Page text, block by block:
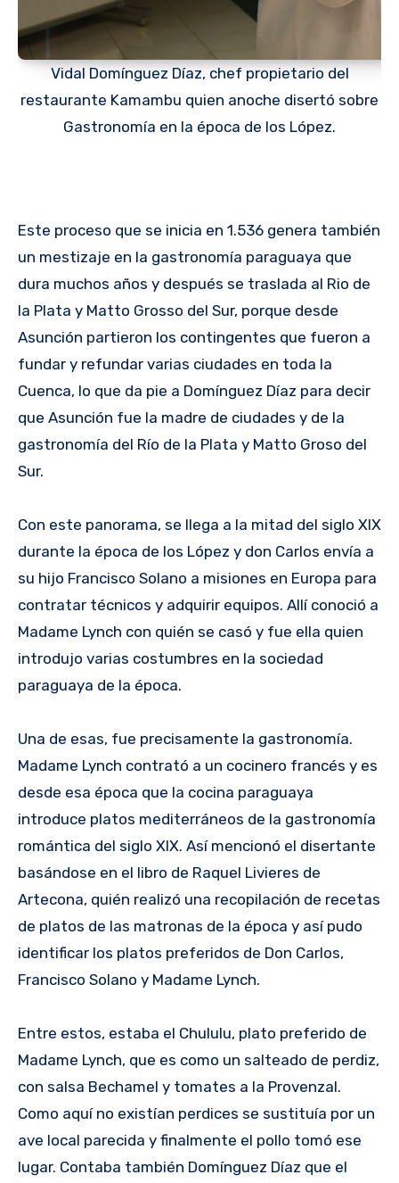
Vidal Domínguez Díaz, chef propietario del
restaurante Kamambu quien anoche disertó sobre
Gastronomía en la época de los López.
Este proceso que se inicia en 1.536 genera también
un mestizaje en la gastronomía paraguaya que
dura muchos años y después se traslada al Rio de
la Plata y Matto Grosso del Sur, porque desde
Asunción partieron los contingentes que fueron a
fundar y refundar varias ciudades en toda la
Cuenca, lo que da pie a Domínguez Díaz para decir
que Asunción fue la madre de ciudades y de la
gastronomía del Río de la Plata y Matto Groso del
Sur.
Con este panorama, se llega a la mitad del siglo XIX
durante la época de los López y don Carlos envía a
su hijo Francisco Solano a misiones en Europa para
contratar técnicos y adquirir equipos. Allí conoció a
Madame Lynch con quién se casó y fue ella quien
introdujo varias costumbres en la sociedad
paraguaya de la época.
Una de esas, fue precisamente la gastronomía.
Madame Lynch contrató a un cocinero francés y es
desde esa época que la cocina paraguaya
introduce platos mediterráneos de la gastronomía
romántica del siglo XIX. Así mencionó el disertante
basándose en el libro de Raquel Livieres de
Artecona, quién realizó una recopilación de recetas
de platos de las matronas de la época y así pudo
identificar los platos preferidos de Don Carlos,
Francisco Solano y Madame Lynch.
Entre estos, estaba el Chululu, plato preferido de
Madame Lynch, que es como un salteado de perdiz,
con salsa Bechamel y tomates a la Provenzal.
Como aquí no existían perdices se sustituía por un
ave local parecida y finalmente el pollo tomó ese
lugar. Contaba también Domínguez Díaz que el